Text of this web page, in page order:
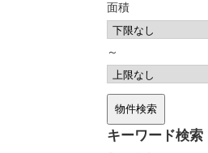
面積
～
キーワード検索